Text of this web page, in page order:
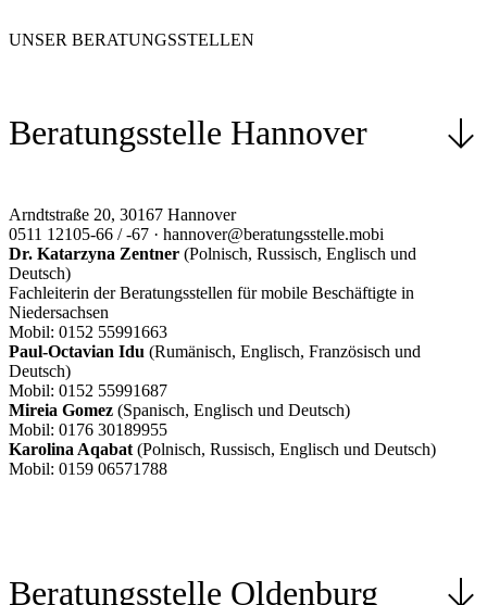
UNSER BERATUNGSSTELLEN
Beratungsstelle Hannover
Arndtstraße 20, 30167 Hannover
0511 12105-66 / -67 · hannover@beratungsstelle.mobi
Dr. Katarzyna Zentner (Polnisch, Russisch, Englisch und
Deutsch)
Fachleiterin der Beratungsstellen für mobile Beschäftigte in
Niedersachsen
Mobil: 0152 55991663
Paul-Octavian Idu (Rumänisch, Englisch, Französisch und
Deutsch)
Mobil: 0152 55991687
Mireia Gomez (Spanisch, Englisch und Deutsch)
Mobil: 0176 30189955
Karolina Aqabat (Polnisch, Russisch, Englisch und Deutsch)
Mobil: 0159 06571788
Beratungsstelle Oldenburg